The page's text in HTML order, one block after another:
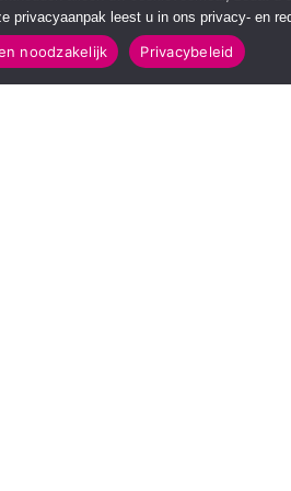
privacyaanpak leest u in ons privacy- en
noodzakelijk Privacybeleid